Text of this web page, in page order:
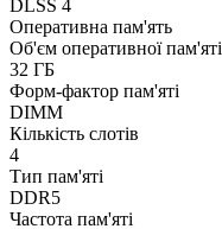
DLSS 4
Оперативна пам'ять
Об'єм оперативної пам'яті
32 ГБ
Форм-фактор пам'яті
DIMM
Кількість слотів
4
Тип пам'яті
DDR5
Частота пам'яті